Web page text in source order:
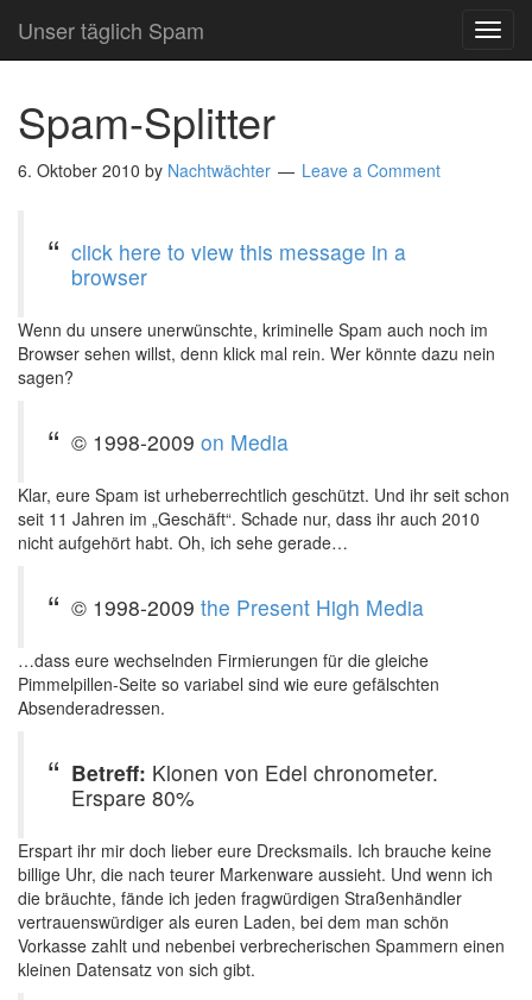
Unser täglich Spam
Spam-Splitter
6. Oktober 2010 by Nachtwächter Leave a Comment
click here to view this message in a
browser
Wenn du unsere unerwünschte, kriminelle Spam auch noch im
Browser sehen willst, denn klick mal rein. Wer könnte dazu nein
sagen?
© 1998-2009 on Media
Klar, eure Spam ist urheberrechtlich geschützt. Und ihr seit schon
seit 11 Jahren im „Geschäft“. Schade nur, dass ihr auch 2010
nicht aufgehört habt. Oh, ich sehe gerade…
© 1998-2009 the Present High Media
…dass eure wechselnden Firmierungen für die gleiche
Pimmelpillen-Seite so variabel sind wie eure gefälschten
Absenderadressen.
Betreff: Klonen von Edel chronometer.
Erspare 80%
Erspart ihr mir doch lieber eure Drecksmails. Ich brauche keine
billige Uhr, die nach teurer Markenware aussieht. Und wenn ich
die bräuchte, fände ich jeden fragwürdigen Straßenhändler
vertrauenswürdiger als euren Laden, bei dem man schön
Vorkasse zahlt und nebenbei verbrecherischen Spammern einen
kleinen Datensatz von sich gibt.